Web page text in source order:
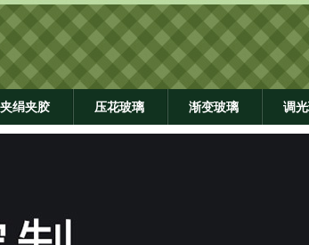
夹绢夹胶 压花玻璃 渐变玻璃 调